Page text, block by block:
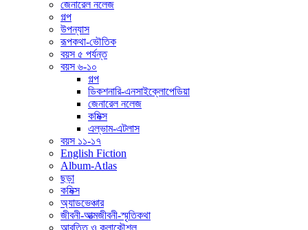
জেনারেল নলেজ
গল্প
উপন্যাস
রূপকথা-ভৌতিক
বয়স ৫ পর্যন্ত
বয়স ৬-১০
গল্প
ডিকশনারি-এনসাইক্লোপেডিয়া
জেনারেল নলেজ
কমিক্স
এল্ভাম-এটলাস
বয়স ১১-১৭
English Fiction
Album-Atlas
ছড়া
কমিক্স
অ্যাডভেঞ্চার
জীবনী-আত্মজীবনী-স্মৃতিকথা
আবৃত্তি ও কলাকৌশল